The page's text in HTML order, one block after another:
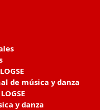
de música y danza
y danza